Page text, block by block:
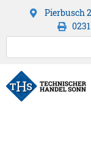
Pierbusch